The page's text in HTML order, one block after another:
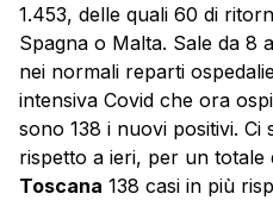
1.453, delle quali 60 di
Spagna o Malta. Sale da 8
nei normali reparti
intensiva Covid che ora
sono 138 i nuovi positivi. Ci
rispetto a ieri, per un totale
Toscana 138 casi in più